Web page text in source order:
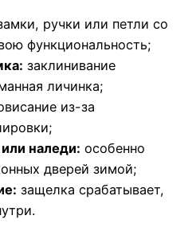
ручки или петли со
функциональность;
заклинивание
личинка;
из-за
наледи: особенно
дверей зимой;
защелка срабатывает,